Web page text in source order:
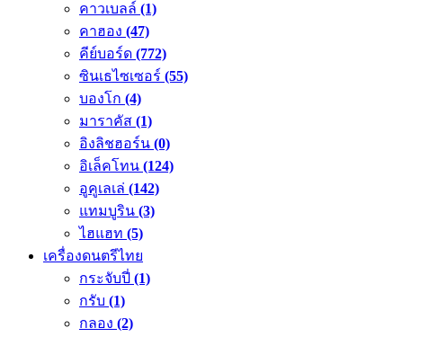
คาวเบลล์ (1)
คาฮอง (47)
คีย์บอร์ด (772)
ซินเธไซเซอร์ (55)
บองโก (4)
มาราคัส (1)
อิงลิชฮอร์น (0)
อิเล็คโทน (124)
อูคูเลเล่ (142)
แทมบูริน (3)
ไฮแฮท (5)
เครื่องดนตรีไทย
กระจับปี่ (1)
กรับ (1)
กลอง (2)